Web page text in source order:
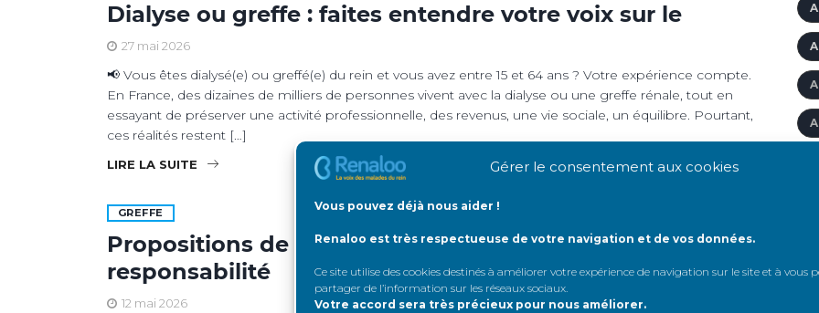
Gérer le consentement aux cookies
Vous pouvez déjà nous aider !
Renaloo est très respectueuse de votre navigation et de vos données.
Ce site utilise des cookies destinés à améliorer votre expérience de navigation sur le site et à vous
partager de l’information sur les réseaux sociaux.
Votre accord sera très précieux pour nous améliorer.
Dialyse ou greffe : faites entendre votre voix sur le
27 mai 2026
📢 Vous êtes dialysé(e) ou greffé(e) du rein et vous avez entre 15 et 64 ans ? Votre expérience compte.
En France, des dizaines de milliers de personnes vivent avec la dialyse ou une greffe rénale, tout en
essayant de préserver une activité professionnelle, des revenus, une vie sociale, un équilibre. Pourtant,
ces réalités restent […]
LIRE LA SUITE
GREFFE
Propositions de Renaloo pour le futur plan greffe :
responsabilité
12 mai 2026